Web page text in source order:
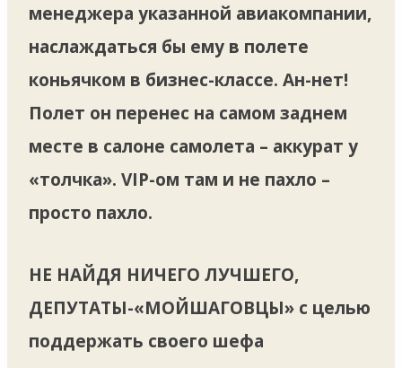
менеджера указанной авиакомпании,
наслаждаться бы ему в полете
коньячком в бизнес-классе. Ан-нет!
Полет он перенес на самом заднем
месте в салоне самолета – аккурат у
«толчка». VIP-ом там и не пахло –
просто пахло.
НЕ НАЙДЯ НИЧЕГО ЛУЧШЕГО,
ДЕПУТАТЫ-«МОЙШАГОВЦЫ» с целью
поддержать своего шефа